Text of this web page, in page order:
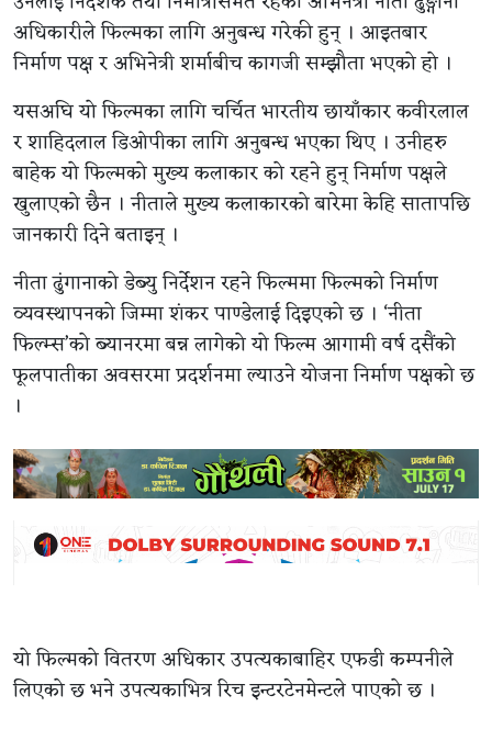
अधिकारीले फिल्मका लागि अनुबन्ध गरेकी हुन् । आइतबार
निर्माण पक्ष र अभिनेत्री शर्माबीच कागजी सम्झौता भएको हो ।
यसअघि यो फिल्मका लागि चर्चित भारतीय छायाँकार कवीरलाल
र शाहिदलाल डिओपीका लागि अनुबन्ध भएका थिए । उनीहरु
बाहेक यो फिल्मको मुख्य कलाकार को रहने हुन् निर्माण पक्षले
खुलाएको छैन । नीताले मुख्य कलाकारको बारेमा केहि सातापछि
जानकारी दिने बताइन् ।
नीता ढुंगानाको डेब्यु निर्देशन रहने फिल्ममा फिल्मको निर्माण
व्यवस्थापनको जिम्मा शंकर पाण्डेलाई दिइएको छ । ‘नीता
फिल्म्स’को ब्यानरमा बन्न लागेको यो फिल्म आगामी वर्ष दसैंको
फूलपातीका अवसरमा प्रदर्शनमा ल्याउने योजना निर्माण पक्षको छ
।
यो फिल्मको वितरण अधिकार उपत्यकाबाहिर एफडी कम्पनीले
लिएको छ भने उपत्यकाभित्र रिच इन्टरटेनमेन्टले पाएको छ ।